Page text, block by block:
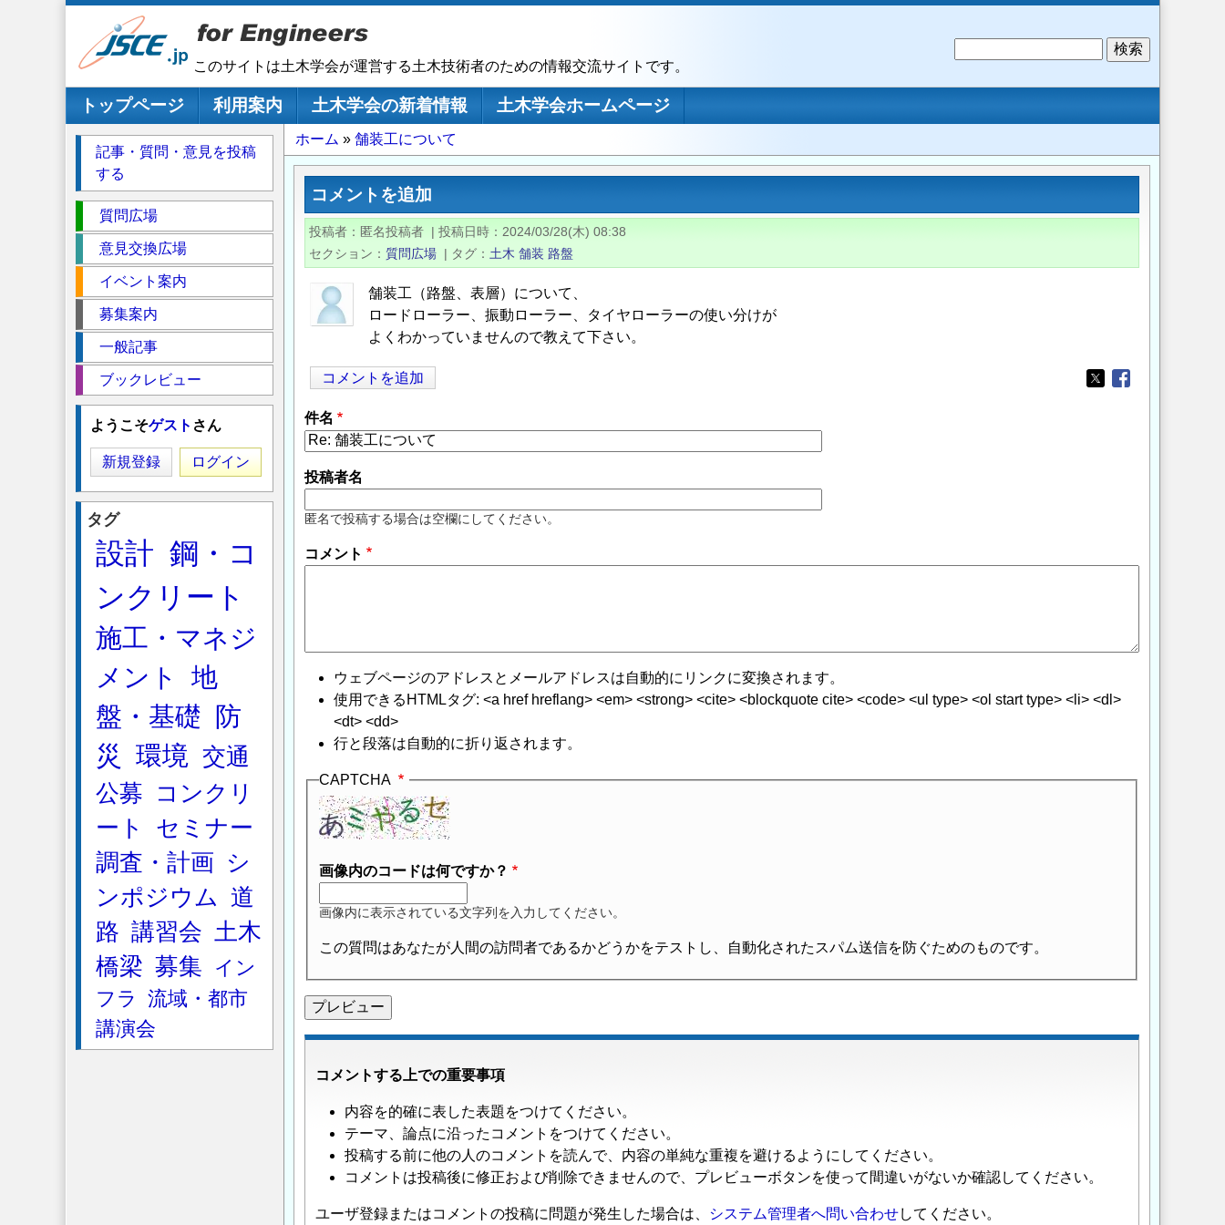
このサイトは土木学会が運営する土木技術者のための情報交流サイトです。
メインナビゲーション
トップページ 利用案内 土木学会の新着情報
土木学会ホームページ
パ
ン
ず
ホーム 舗装工について
コメントを追加
投稿者 匿名投稿者 | 投稿日時
2024/03/28(木) 08:38
セクション
質問広場 | タグ 土木 舗装 路盤
舗装工（路盤、表層）について、
ロードローラー、振動ローラー、タイヤローラーの使い分けが
よくわかっていませんので教えて下さい。
コメントを追加
Opens in a new
Opens in a new
件名
投稿者名
匿名で投稿する場合は空欄にしてください。
コメント
ウェブページのアドレスとメールアドレスは自動的にリンクに変換されます。
使用できるHTMLタグ: <a href hreflang> <em> <strong> <cite> <blockquote cite> <code> <ul type> <ol start type> <li> <dl>
<dt> <dd>
行と段落は自動的に折り返されます。
CAPTCHA
画像内のコードは何ですか？
画像内に表示されている文字列を入力してください。
この質問はあなたが人間の訪問者であるかどうかをテストし、自動化されたスパム送信を防ぐためのものです。
コメントする上での重要事項
内容を的確に表した表題をつけてください。
テーマ、論点に沿ったコメントをつけてください。
投稿する前に他の人のコメントを読んで、内容の単純な重複を避けるようにしてください。
コメントは投稿後に修正および削除できませんので、プレビューボタンを使って間違いがないか確認してください。
ユーザ登録またはコメントの投稿に問題が発生した場合は、 システム管理者へ問い合わせしてください。
記事・質問・意見を投稿
する
ク
シ
質問広場
意見交換広場
イベント案内
募集案内
一般記事
ブックレビュー
ようこそゲスト さん
新規登録 ログイン
タグ
設計 鋼・コ
ンクリート
施工・マネジ
メント
地
盤・基礎
防
災
環境 交通
公募
コンクリ
ート
セミナー
調査・計画
シ
ンポジウム 道
路 講習会 土木
橋梁 募集
イン
フラ
流域・都市
講演会